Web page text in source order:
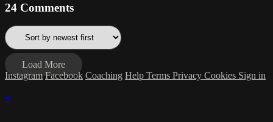
24 Comments
Load More
Instagram Facebook Coaching Help Terms Privacy Cookies Sign in
×